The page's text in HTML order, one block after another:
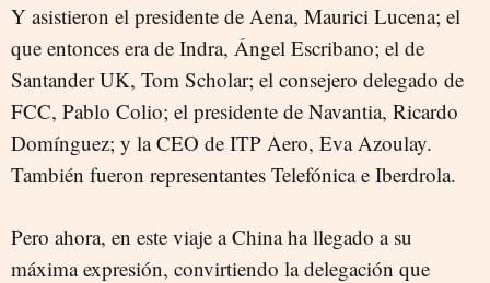
Y asistieron el presidente de Aena, Maurici Lucena; el
que entonces era de Indra, Ángel Escribano; el de
Santander UK, Tom Scholar; el consejero delegado de
FCC, Pablo Colio; el presidente de Navantia, Ricardo
Domínguez; y la CEO de ITP Aero, Eva Azoulay.
También fueron representantes Telefónica e Iberdrola.
Pero ahora, en este viaje a China ha llegado a su
máxima expresión, convirtiendo la delegación que